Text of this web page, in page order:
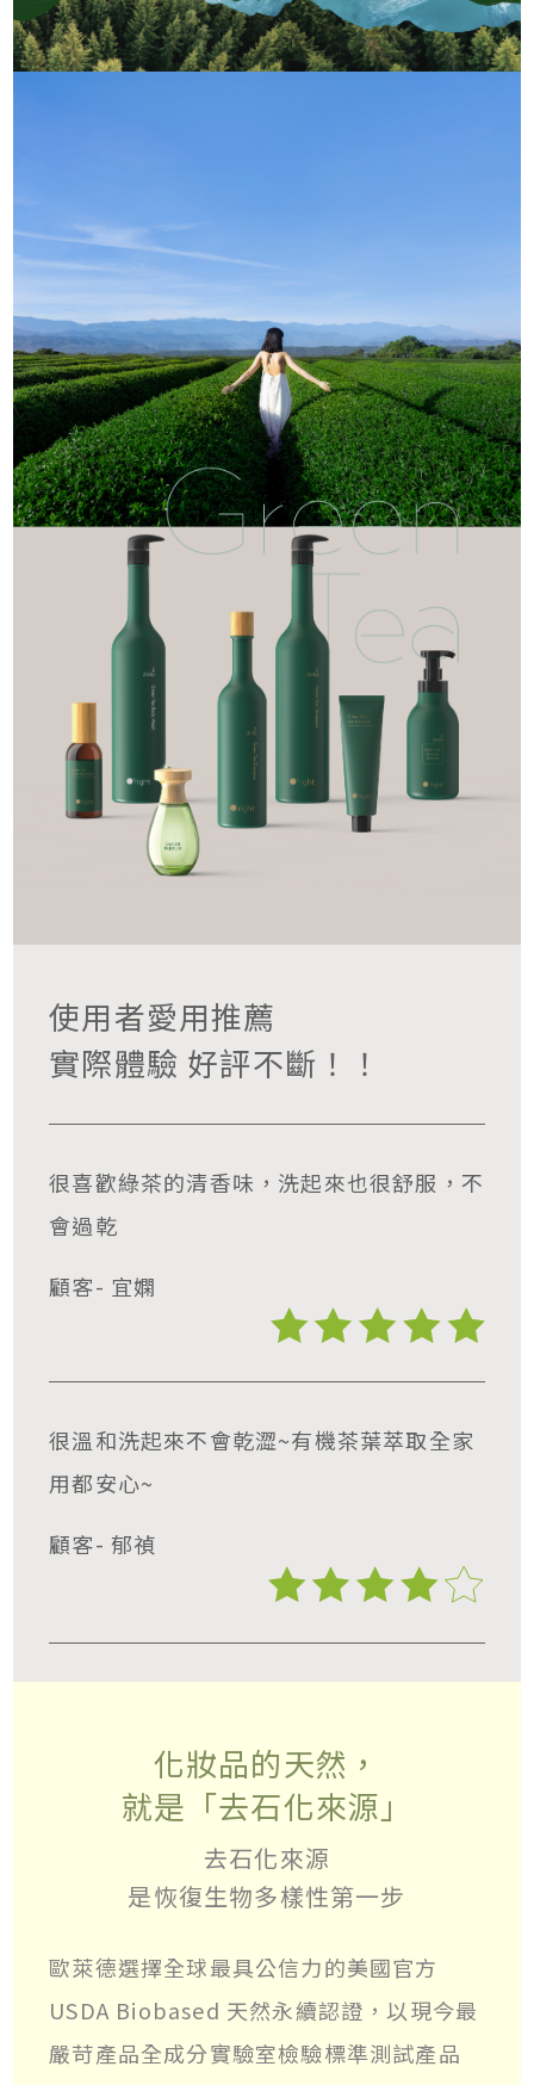
使用者愛用推薦
實際體驗 好評不斷！！
很喜歡綠茶的清香味，洗起來也很舒服，不
會過乾
顧客- 宜嫻
很溫和洗起來不會乾澀~有機茶葉萃取全家
用都安心~
顧客- 郁禎
化妝品的天然，
就是「去石化來源」
去石化來源
是恢復生物多樣性第一步
歐萊德選擇全球最具公信力的美國官方
USDA Biobased 天然永續認證，以現今最
嚴苛產品全成分實驗室檢驗標準測試產品